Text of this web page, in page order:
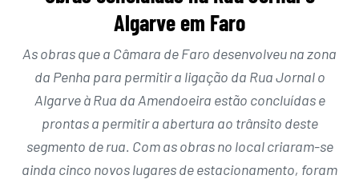
Algarve em Faro
As obras que a Câmara de Faro desenvolveu na zona
da Penha para permitir a ligação da Rua Jornal o
Algarve à Rua da Amendoeira estão concluídas e
prontas a permitir a abertura ao trânsito deste
segmento de rua. Com as obras no local criaram-se
ainda cinco novos lugares de estacionamento, foram